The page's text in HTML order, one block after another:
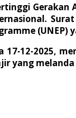
Gerakan
(UNEP)
17-12-2025,
yang